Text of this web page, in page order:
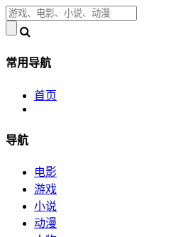
常用导航
首页
导航
电影
游戏
小说
动漫